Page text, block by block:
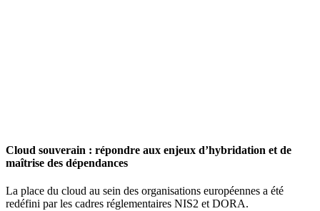
Cloud souverain : répondre aux enjeux d’hybridation et de
maîtrise des dépendances
La place du cloud au sein des organisations européennes a été
redéfini par les cadres réglementaires NIS2 et DORA.